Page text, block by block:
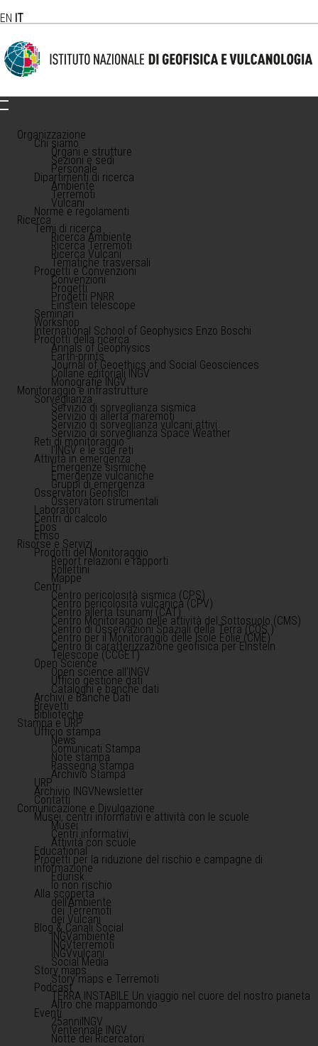
EN IT
Organizzazione
Chi siamo
Organi e strutture
Sezioni e sedi
Personale
Dipartimenti di ricerca
Ambiente
Terremoti
Vulcani
Norme e regolamenti
Ricerca
Temi di ricerca
Ricerca Ambiente
Ricerca Terremoti
Ricerca Vulcani
Tematiche trasversali
Progetti e Convenzioni
Convenzioni
Progetti
Progetti PNRR
Einstein telescope
Seminari
Workshop
International School of Geophysics Enzo Boschi
Prodotti della ricerca
Annals of Geophysics
Earth-prints
Journal of Geoethics and Social Geosciences
Collane editoriali INGV
Monografie INGV
Monitoraggio e infrastrutture
Sorveglianza
Servizio di sorveglianza sismica
Servizio di allerta maremoti
Servizio di sorveglianza vulcani attivi
Servizio di sorveglianza Space Weather
Reti di monitoraggio
l'INGV e le sue reti
Attività in emergenza
Emergenze sismiche
Emergenze vulcaniche
Gruppi di emergenza
Osservatori Geofisici
Osservatori strumentali
Laboratori
Centri di calcolo
Epos
Emso
Risorse e Servizi
Prodotti del Monitoraggio
Report relazioni e rapporti
Bollettini
Mappe
Centri
Centro pericolosità sismica (CPS)
Centro pericolosità vulcanica (CPV)
Centro allerta tsunami (CAT)
Centro Monitoraggio delle attività del Sottosuolo (CMS)
Centro di Osservazioni Spaziali della Terra (COS )
Centro per il Monitoraggio delle Isole Eolie (CME)
Centro di caratterizzazione geofisica per Einstein
Telescope (CCGET)
Open Science
Open science all'INGV
Ufficio gestione dati
Cataloghi e banche dati
Archivi e Banche Dati
Brevetti
Biblioteche
Stampa e URP
Ufficio stampa
News
Comunicati Stampa
Note stampa
Rassegna stampa
Archivio Stampa
URP
Archivio INGVNewsletter
Contatti
Comunicazione e Divulgazione
Musei, centri informativi e attività con le scuole
Musei
Centri informativi
Attività con scuole
Educational
Progetti per la riduzione del rischio e campagne di
informazione
Edurisk
Io non rischio
Alla scoperta
dell'Ambiente
dei Terremoti
dei Vulcani
Blog & Canali Social
INGVambiente
INGVterremoti
INGVvulcani
Social Media
Story maps
Story maps e Terremoti
Podcast
TERRA INSTABILE Un viaggio nel cuore del nostro pianeta
Altro che mappamondo
Eventi
25anniINGV
Ventennale INGV
Notte dei Ricercatori